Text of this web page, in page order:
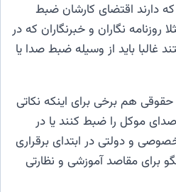
دارند اقتضای کارشان ضبط
نگاران و خبرنگاران که در
باید از وسیله ضبط صدا یا
هم برخی برای اینکه نکاتی
موکل را ضبط کنند یا در
و دولتی در ابتدای برقراری
برای مقاصد آموزشی و نظارتی